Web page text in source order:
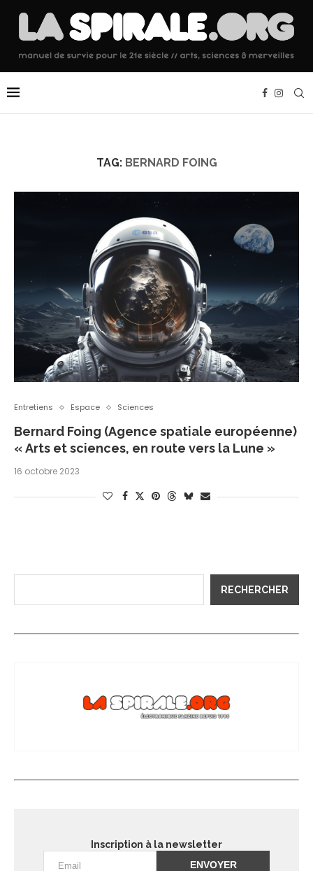
TAG: BERNARD FOING
Entretiens Espace Sciences
Bernard Foing (Agence spatiale européenne)
« Arts et sciences, en route vers la Lune »
16 octobre 2023
RECHERCHER
Inscription à la newsletter